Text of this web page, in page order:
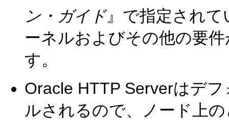
ン・ガイド』で指定され
ーネルおよびその他の要
す。
Oracle HTTP Serverはデ
ルされるので、ノード上